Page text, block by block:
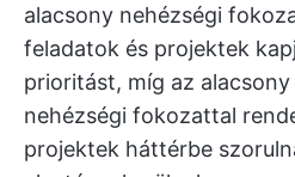
alacsony nehézségi
feladatok és projektek
prioritást, míg az
nehézségi fokozattal
projektek háttérbe